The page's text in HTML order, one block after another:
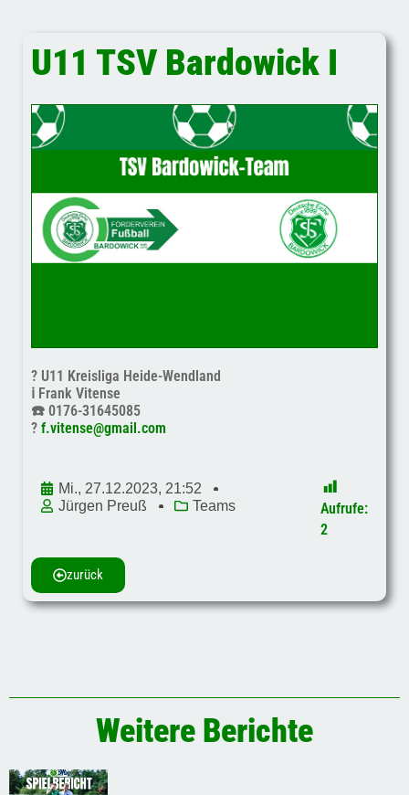
U11 TSV Bardowick I
? U11 Kreisliga Heide-Wendland
ℹ️ Frank Vitense
☎️ 0176-31645085
? f.vitense@gmail.com
zurück
Mi., 27.12.2023, 21:52
Jürgen Preuß
Teams
Aufrufe:
2
Weitere Berichte